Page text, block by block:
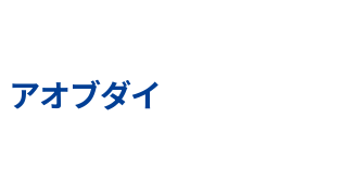
アオブダイ